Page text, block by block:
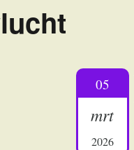
05
mrt
2026